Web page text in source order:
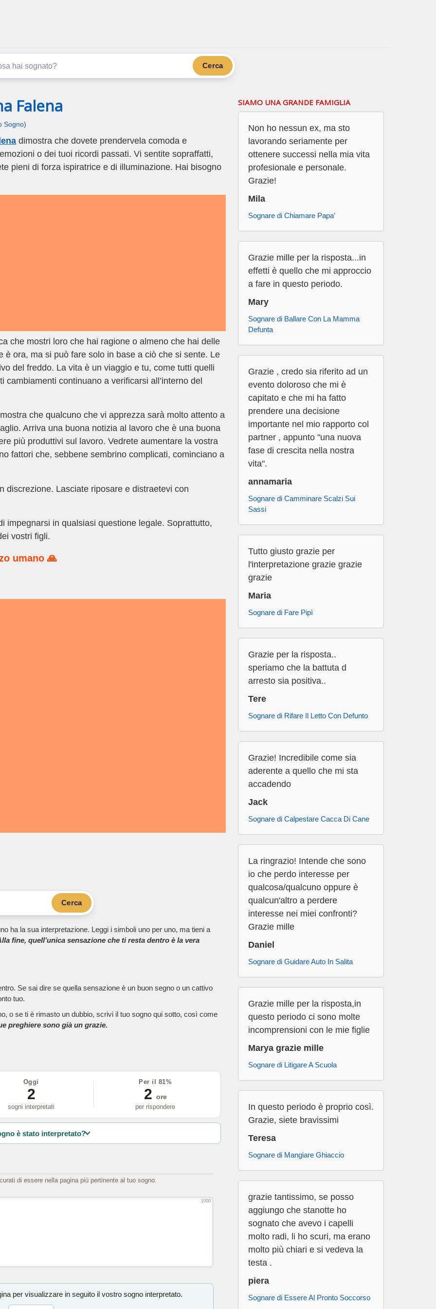
Cerca
Falena
Sogno)
dimostra che dovete prendervela comoda e
o dei tuoi ricordi passati. Vi sentite sopraffatti,
pieni di forza ispiratrice e di illuminazione. Hai bisogno
che mostri loro che hai ragione o almeno che hai delle
è ora, ma si può fare solo in base a ciò che si sente. Le
del freddo. La vita è un viaggio e tu, come tutti quelli
continuano a verificarsi all’interno del
che qualcuno che vi apprezza sarà molto attento a
Arriva una buona notizia al lavoro che è una buona
più produttivi sul lavoro. Vedrete aumentare la vostra
fattori che, sebbene sembrino complicati, cominciano a
discrezione. Lasciate riposare e distraetevi con
impegnarsi in qualsiasi questione legale. Soprattutto,
vostri figli.
umano 🙏
Cerca
ha la sua interpretazione. Leggi i simboli uno per uno, ma tieni a
fine, quell’unica sensazione che ti resta dentro è la vera
Se sai dire se quella sensazione è un buon segno o un cattivo
tuo.
o se ti è rimasto un dubbio, scrivi il tuo sogno qui sotto, così come
preghiere sono già un grazie.
Oggi
2
sogni interpretati
Per il 81%
2 ore
per rispondere
è stato interpretato?
di essere nella pagina più pertinente al tuo sogno.
1000
per visualizzare in seguito il vostro sogno interpretato.
SIAMO UNA GRANDE FAMIGLIA
Non ho nessun ex, ma sto
lavorando seriamente per
ottenere successi nella mia vita
profesionale e personale.
Grazie!
Mila
Sognare di Chiamare Papa’
Grazie mille per la risposta...in
effetti è quello che mi approccio
a fare in questo periodo.
Mary
Sognare di Ballare Con La Mamma
Defunta
Grazie , credo sia riferito ad un
evento doloroso che mi è
capitato e che mi ha fatto
prendere una decisione
importante nel mio rapporto col
partner , appunto "una nuova
fase di crescita nella nostra
vita".
annamaria
Sognare di Camminare Scalzi Sui
Sassi
Tutto giusto grazie per
l'interpretazione grazie grazie
grazie
Maria
Sognare di Fare Pipì
Grazie per la risposta..
speriamo che la battuta d
arresto sia positiva..
Tere
Sognare di Rifare Il Letto Con Defunto
Grazie! Incredibile come sia
aderente a quello che mi sta
accadendo
Jack
Sognare di Calpestare Cacca Di Cane
La ringrazio! Intende che sono
io che perdo interesse per
qualcosa/qualcuno oppure è
qualcun'altro a perdere
interesse nei miei confronti?
Grazie mille
Daniel
Sognare di Guidare Auto In Salita
Grazie mille per la risposta,in
questo periodo ci sono molte
incomprensioni con le mie figlie
Marya grazie mille
Sognare di Litigare A Scuola
In questo periodo è proprio così.
Grazie, siete bravissimi
Teresa
Sognare di Mangiare Ghiaccio
grazie tantissimo, se posso
aggiungo che stanotte ho
sognato che avevo i capelli
molto radi, li ho scuri, ma erano
molto più chiari e si vedeva la
testa .
piera
Sognare di Essere Al Pronto Soccorso